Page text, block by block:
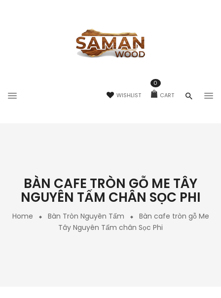
WISHLIST CART
0
BÀN CAFE TRÒN GỖ ME TÂY
NGUYÊN TẤM CHÂN SỌC PHI
Home Bàn Tròn Nguyên Tấm
Bàn cafe tròn gỗ Me
Tây Nguyên Tấm chân Sọc Phi